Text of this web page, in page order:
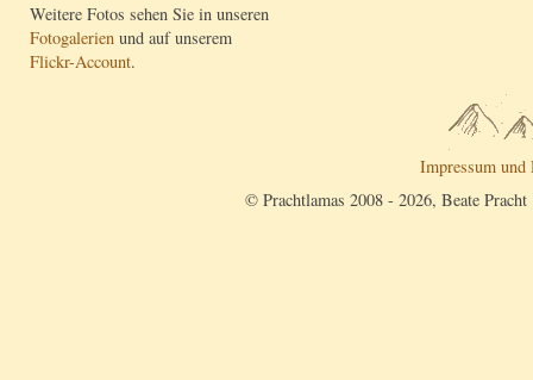
Weitere Fotos sehen Sie in unseren
Fotogalerien und auf unserem
Flickr-Account.
Impressum und
© Prachtlamas 2008 - 2026, Beate Pracht